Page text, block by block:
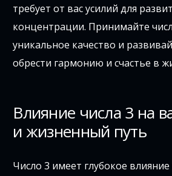
требует от вас усилий для
концентрации. Принимайте
уникальное качество и
обрести гармонию и счастье в
Влияние числа 3 на
и жизненный путь
Число 3 имеет глубокое